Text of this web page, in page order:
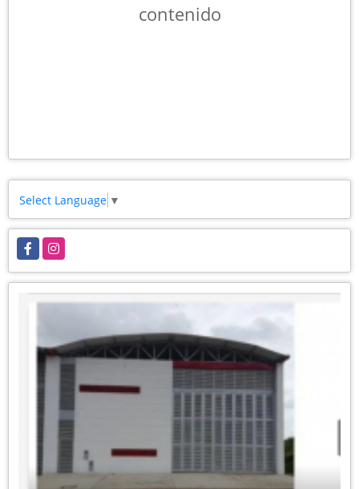
contenido
Select Language ▼
FacebookInstagram